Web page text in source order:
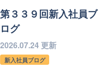
第３３９回新入社員ブ
ログ
2026.07.24 更新
新入社員ブログ